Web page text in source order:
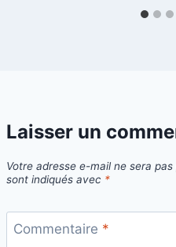
Laisser un
Votre adresse e-mail ne sera pas
sont indiqués avec *
Commentaire *